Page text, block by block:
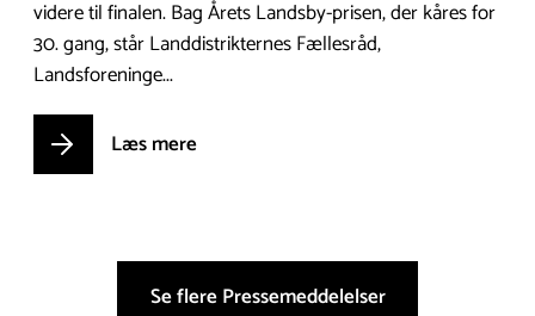
videre til finalen. Bag Årets Landsby-prisen, der kåres for
30. gang, står Landdistrikternes Fællesråd,
Landsforeninge...
Læs mere
Se flere Pressemeddelelser